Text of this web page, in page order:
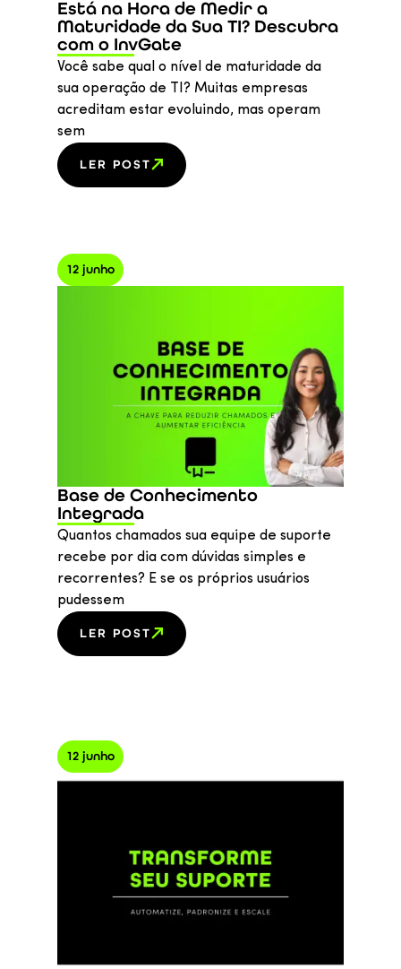
Está na Hora de Medir a
Maturidade da Sua TI? Descubra
com o InvGate
Você sabe qual o nível de maturidade da
sua operação de TI? Muitas empresas
acreditam estar evoluindo, mas operam
sem
LER POST
12 junho
Base de Conhecimento
Integrada
Quantos chamados sua equipe de suporte
recebe por dia com dúvidas simples e
recorrentes? E se os próprios usuários
pudessem
LER POST
12 junho